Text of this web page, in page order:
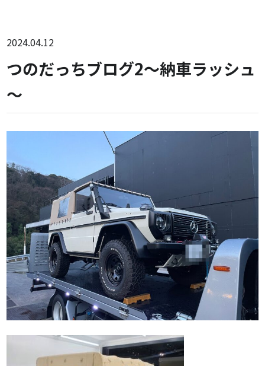
2024.04.12
つのだっちブログ2～納車ラッシュ
～